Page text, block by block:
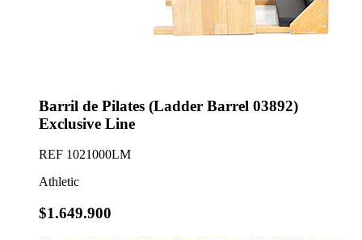
Barril de Pilates (Ladder Barrel 03892)
Exclusive Line
REF 1021000LM
Athletic
$1.649.900